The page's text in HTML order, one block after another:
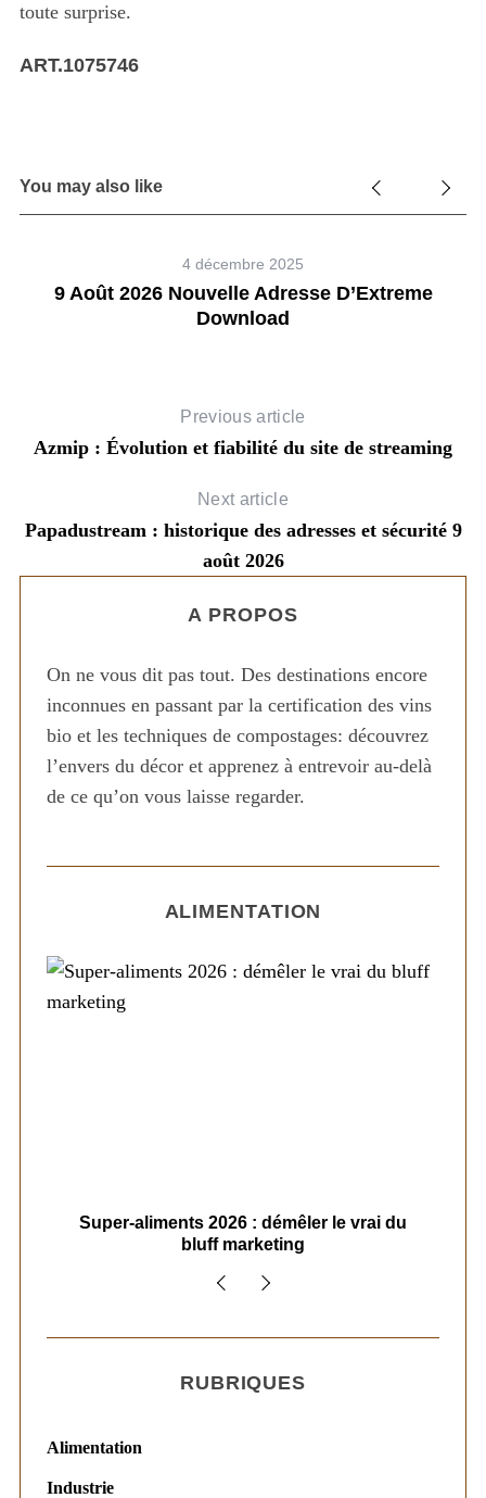
toute surprise.
ART.1075746
You may also like
4 décembre 2025
9 Août 2026 Nouvelle Adresse D’Extreme
Download
Previous article
Azmip : Évolution et fiabilité du site de streaming
Next article
Papadustream : historique des adresses et sécurité 9
août 2026
A PROPOS
On ne vous dit pas tout. Des destinations encore
inconnues en passant par la certification des vins
bio et les techniques de compostages: découvrez
l’envers du décor et apprenez à entrevoir au-delà
de ce qu’on vous laisse regarder.
ALIMENTATION
Super-aliments 2026 : démêler le vrai du
bluff marketing
RUBRIQUES
Alimentation
Industrie